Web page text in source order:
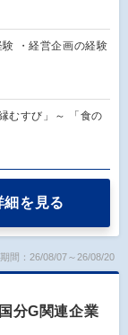
・経営企画の経験
むすび」～ 「食の
細を見る
間：26/08/07～26/08/20
分G関連企業